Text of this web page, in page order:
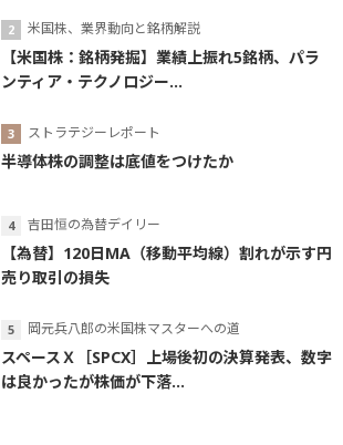
米国株、業界動向と銘柄解説
【米国株：銘柄発掘】業績上振れ5銘柄、パラ
ンティア・テクノロジー...
ストラテジーレポート
半導体株の調整は底値をつけたか
吉田恒の為替デイリー
【為替】120日MA（移動平均線）割れが示す円
売り取引の損失
岡元兵八郎の米国株マスターへの道
スペースＸ［SPCX］上場後初の決算発表、数字
は良かったが株価が下落...